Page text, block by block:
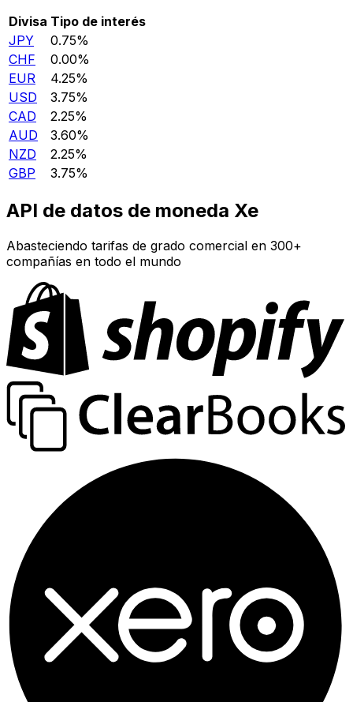
Divisa Tipo de interés
JPY
0.75%
CHF
0.00%
EUR
4.25%
USD
3.75%
CAD
2.25%
AUD
3.60%
NZD
2.25%
GBP
3.75%
API de datos de moneda Xe
Abasteciendo tarifas de grado comercial en 300+
compañías en todo el mundo